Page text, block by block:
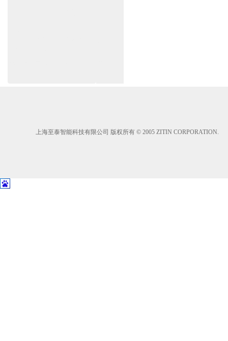
上海至泰智能科技有限公司 版权所有 © 2005 ZITIN CORPORATION.